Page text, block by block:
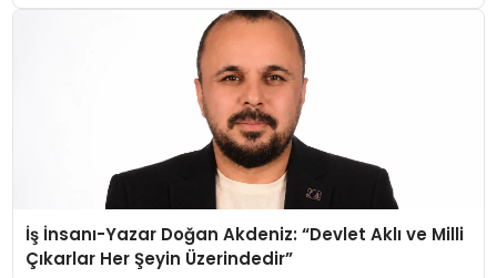
İş İnsanı-Yazar Doğan Akdeniz: “Devlet Aklı ve Milli
Çıkarlar Her Şeyin Üzerindedir”